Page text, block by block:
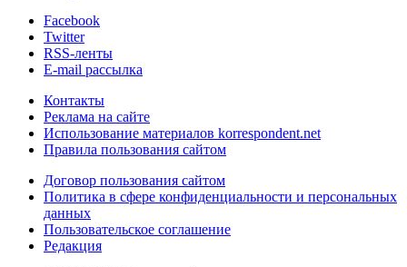
Facebook
Twitter
RSS-ленты
E-mail рассылка
Контакты
Реклама на сайте
Использование материалов korrespondent.net
Правила пользования сайтом
Договор пользования сайтом
Политика в сфере конфиденциальности и персональных
данных
Пользовательское соглашение
Редакция